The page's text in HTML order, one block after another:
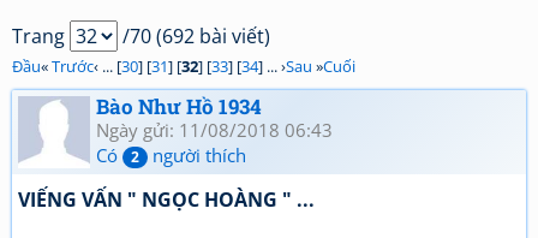
Trang /70 (692 bài viết)
Đầu«Trước‹ ... [30] [31] [32] [33] [34] ... ›Sau »Cuối
Bào Như Hồ 1934
Ngày gửi: 11/08/2018 06:43
Có
2 người thích
VIẾNG VẤN " NGỌC HOÀNG " ...